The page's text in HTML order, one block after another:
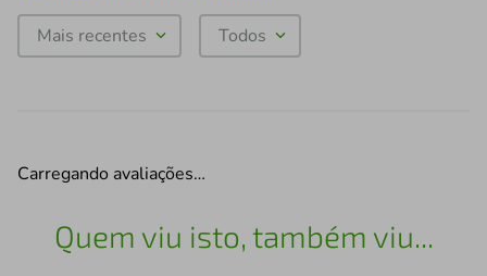
Mais recentes Todos
Carregando avaliações…
Quem viu isto, também viu...